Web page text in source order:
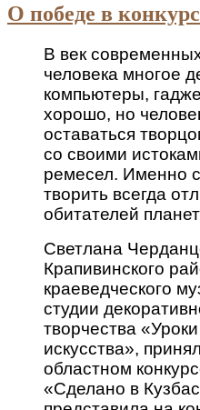
О победе в
В век
человека многое
компьютеры,
хорошо, но
оставаться
со своими
ремесел. Именно
творить всегда
обитателей
Светлана
Крапивинского
краеведческого
студии
творчества
искусства»,
областном
«Сделано в